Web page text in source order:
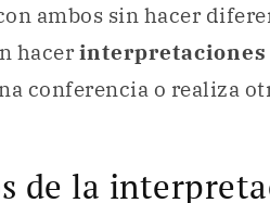
ambos sin hacer
hacerinterpretaciones
conferencia o realiza
de la